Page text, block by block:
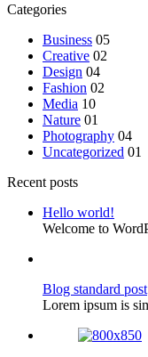
Categories
Business 05
Creative 02
Design 04
Fashion 02
Media 10
Nature 01
Photography 04
Uncategorized 01
Recent posts
Hello world!
Welcome to
Blog standard post
Lorem ipsum is